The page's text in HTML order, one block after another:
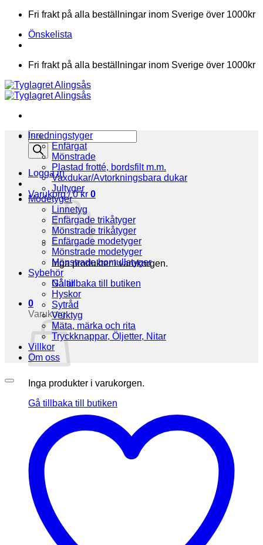
Skip
content
Fri frakt på alla beställningar inom Sverige över 1000kr
Önskelista
Fri frakt på alla beställningar inom Sverige över 1000kr
Products
search
Logga in
Varukorg /0kr 0
Inga produkter i varukorgen.
Gå tillbaka till butiken
0
Varukorg
Inga produkter i varukorgen.
Gå tillbaka till butiken
Inredningstyger
Enfärgat
Mönstrade
Plastad frotté, bordsfilt m.m.
Vaxdukar/Avtorkningsbara dukar
Jultyger
Modetyger
Linnetyg
Enfärgade trikåtyger
Mönstrade trikåtyger
Enfärgade modetyger
Mönstrade modetyger
Mönstrade bomullstyger
Sybehör
Nålar
Hyskor
Sytråd
Verktyg
Mäta, märka och rita
Tryckknappar, Öljetter, Nitar
Villkor
Om oss